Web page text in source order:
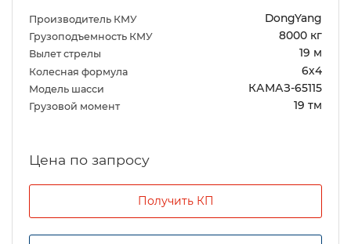
Производитель КМУ DongYang
Грузоподъемность КМУ 8000 кг
Вылет стрелы 19 м
Колесная формула 6х4
Модель шасси КАМАЗ-65115
Грузовой момент 19 тм
Цена по запросу
Получить КП